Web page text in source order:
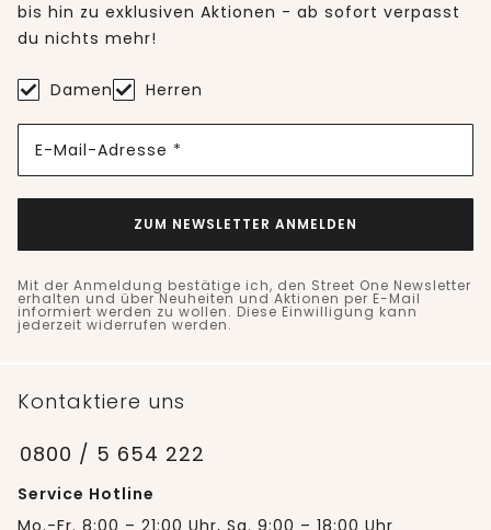
bis hin zu exklusiven Aktionen - ab sofort verpasst
du nichts mehr!
Damen Herren
E-Mail-Adresse *
ZUM NEWSLETTER ANMELDEN
Mit der Anmeldung bestätige ich, den Street One Newsletter
erhalten und über Neuheiten und Aktionen per E-Mail
informiert werden zu wollen. Diese Einwilligung kann
jederzeit widerrufen werden.
Kontaktiere uns
0800 / 5 654 222
Service Hotline